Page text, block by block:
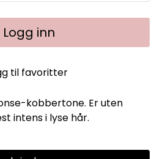
Logg inn
til favoritter
kobbertone. Er uten
intens i lyse hår.